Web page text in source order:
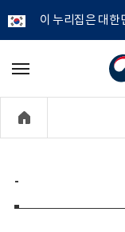
이 누리집은 대한
메
기
-